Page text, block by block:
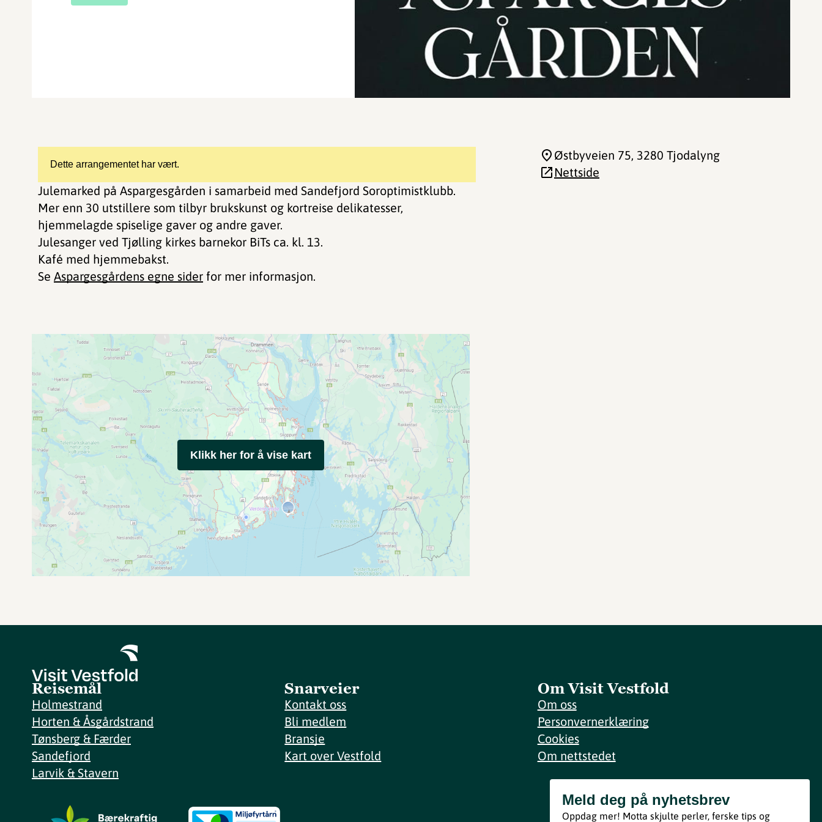
Dette arrangementet har vært.
Julemarked på Aspargesgården i samarbeid med Sandefjord Soroptimistklubb.
Mer enn 30 utstillere som tilbyr brukskunst og kortreise delikatesser,
hjemmelagde spiselige gaver og andre gaver.
Julesanger ved Tjølling kirkes barnekor BiTs ca. kl. 13.
Kafé med hjemmebakst.
Se Aspargesgårdens egne sider for mer informasjon.
Østbyveien 75, 3280 Tjodalyng
Nettside
Klikk her for å vise kart
Reisemål
Holmestrand
Horten & Åsgårdstrand
Tønsberg & Færder
Sandefjord
Larvik & Stavern
Snarveier
Kontakt oss
Bli medlem
Bransje
Kart over Vestfold
Om Visit Vestfold
Om oss
Personvernerklæring
Cookies
Om nettstedet
Meld deg på nyhetsbrev
Meld deg på nyhetsbrev
Oppdag mer! Motta skjulte perler, ferske tips og